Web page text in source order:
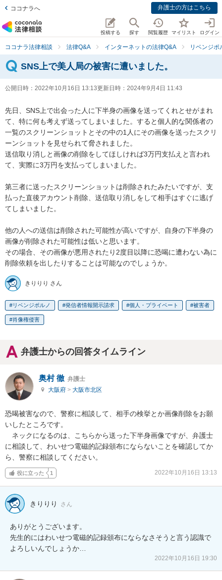
ココナラへ 弁護士の方はこちら
投稿する 探す 閲覧履歴 マイリスト ログイン
ココナラ法律相談 法律Q&A インターネットの法律Q&A リベンジポ
SNS上で美人局の被害に遭いました。
公開日時： 2022年10月16日 13:13更新日時： 2024年9月4日 11:43
先日、SNS上で出会った人に下半身の画像を送ってくれとせがまれ
て、特に何も考えず送ってしまいました。すると個人的な関係者の
一覧のスクリーンショットとその中の1人にその画像を送ったスクリ
ーンショットを見せられて脅されました。
送信取り消しと画像の削除をしてほしければ3万円支払えと言われ
て、実際に3万円を支払ってしまいました。
第三者に送ったスクリーンショットは削除されたみたいですが、支
払った直後アカウント削除、送信取り消しをして相手はすぐに逃げ
てしまいました。
他の人への送信は削除された可能性が高いですが、自身の下半身の
画像が削除された可能性は低いと思います。
その場合、その画像が悪用されたり2度目以降に恐喝に遭わない為に
削除依頼を出したりすることは可能なのでしょうか。
きりりり さん
リベンジポルノ 発信者情報開示請求 個人・プライベート 被害者
肖像権侵害
弁護士からの回答タイムライン
奥村 徹 弁護士
大阪府 > 大阪市北区
恐喝被害なので、警察に相談して、相手の検挙とか画像削除をお願
いしたところです。
ネックになるのは、こちらから送った下半身画像ですが、弁護士
に相談して、わいせつ電磁的記録頒布にならないことを確認してか
ら、警察に相談してください。
役に立った 1 2022年10月16日 13:13
きりりり さん
ありがとうございます。
先生的にはわいせつ電磁的記録頒布にならなさそうと言う認識で
よろしいんでしょうか…
2022年10月16日 19:30